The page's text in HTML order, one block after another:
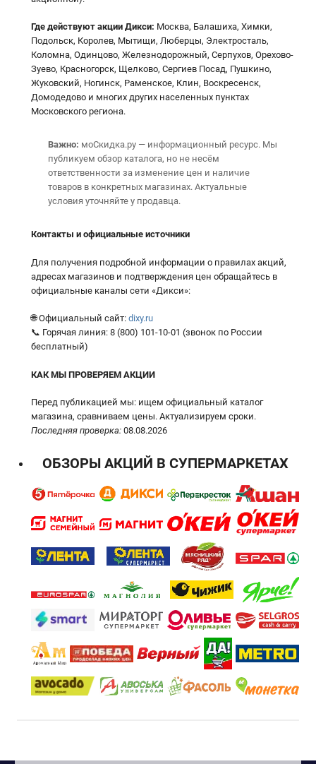
Где действуют акции Дикси: Москва, Балашиха, Химки,
Подольск, Королев, Мытищи, Люберцы, Электросталь,
Коломна, Одинцово, Железнодорожный, Серпухов, Орехово-
Зуево, Красногорск, Щелково, Сергиев Посад, Пушкино,
Жуковский, Ногинск, Раменское, Клин, Воскресенск,
Домодедово и многих других населенных пунктах
Московского региона.
Важно: моСкидка.ру — информационный ресурс. Мы
публикуем обзор каталога, но не несём
ответственности за изменение цен и наличие
товаров в конкретных магазинах. Актуальные
условия уточняйте у продавца.
Контакты и официальные источники
Для получения подробной информации о правилах акций,
адресах магазинов и подтверждения цен обращайтесь в
официальные каналы сети «Дикси»:
🌐 Официальный сайт: dixy.ru
📞 Горячая линия: 8 (800) 101-10-01 (звонок по России
бесплатный)
КАК МЫ ПРОВЕРЯЕМ АКЦИИ
Перед публикацией мы: ищем официальный каталог
магазина, сравниваем цены. Актуализируем сроки.
Последняя проверка: 08.08.2026
ОБЗОРЫ АКЦИЙ В СУПЕРМАРКЕТАХ